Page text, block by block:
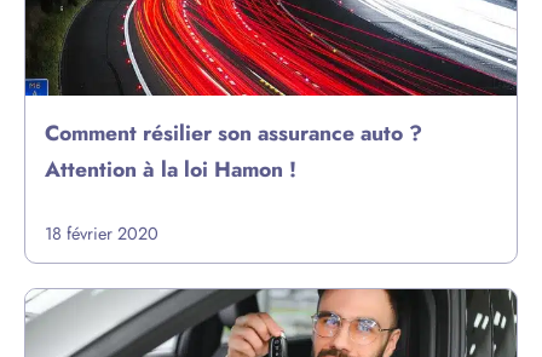
Comment résilier son assurance auto ?
Attention à la loi Hamon !
18 février 2020